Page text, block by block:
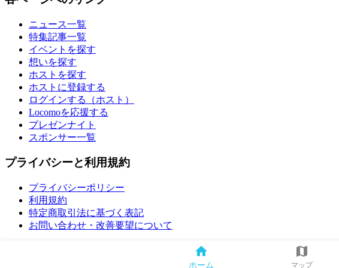
ニュース一覧
特集記事一覧
イベントを探す
想いを探す
ホストを探す
ホストに登録する
ログインする（ホスト）
Locomoを応援する
プレゼンナイト
スポンサー一覧
プライバシーと利用規約
プライバシーポリシー
利用規約
特定商取引法に基づく表記
お問い合わせ・改善要望について
ホーム マップ